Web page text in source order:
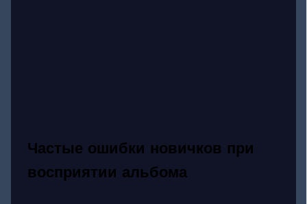
Частые ошибки новичков при
восприятии альбома